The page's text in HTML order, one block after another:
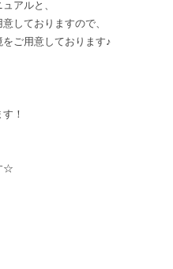
アルと、
しておりますので、
ご用意しております♪
！
☆